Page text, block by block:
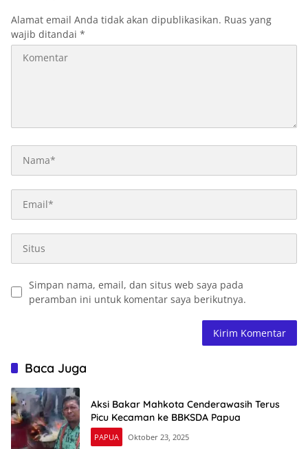
Alamat email Anda tidak akan dipublikasikan. Ruas yang
wajib ditandai *
Simpan nama, email, dan situs web saya pada
peramban ini untuk komentar saya berikutnya.
Baca Juga
Aksi Bakar Mahkota Cenderawasih Terus
Picu Kecaman ke BBKSDA Papua
PAPUA Oktober 23, 2025